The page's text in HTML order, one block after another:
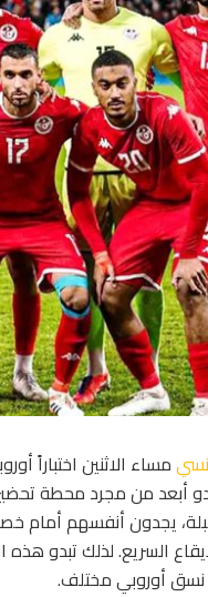
مساء الاثنين اختباراً
أبعد من مجرد محطة
يجدون أنفسهم أمام
السريع. لذلك تبدو
أوروبي مختلف.